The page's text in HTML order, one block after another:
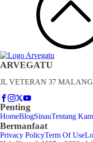
ARVEGATU
JL VETERAN 37 MALANG
Penting
HomeBlogSinauTentang
Bermanfaat
Privacy PolicyTerm Of Use